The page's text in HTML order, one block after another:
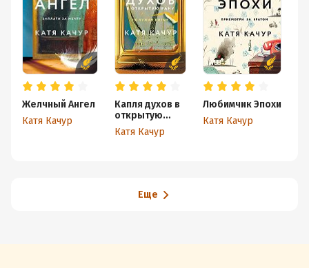
Желчный Ангел
Катя Качур
Капля духов в
открытую
рану
Катя Качур
Любимчик Эпохи
Катя Качур
Еще